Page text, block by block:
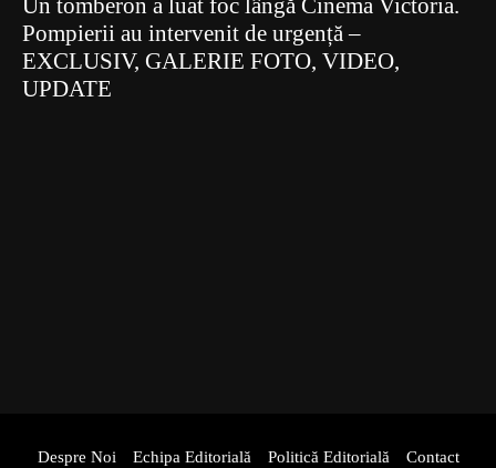
Un tomberon a luat foc lângă Cinema Victoria.
Pompierii au intervenit de urgență –
EXCLUSIV, GALERIE FOTO, VIDEO,
UPDATE
Despre Noi Echipa Editorială Politică Editorială Contact